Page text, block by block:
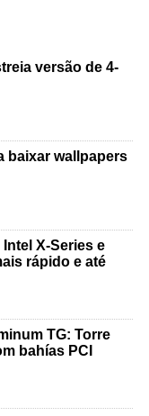
versão de 4-
baixar wallpapers
X-Series e
rápido e até
TG: Torre
bahías PCI